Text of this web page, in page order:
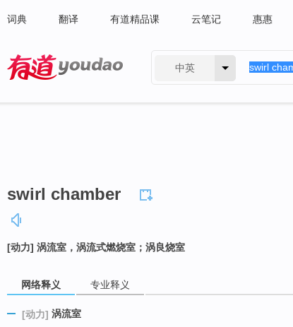
词典 翻译 有道精品课 云笔记 惠惠
中英
swirl chamber
[动力] 涡流室，涡流式燃烧室；涡良烧室
网络释义 专业释义
[动力] 涡流室